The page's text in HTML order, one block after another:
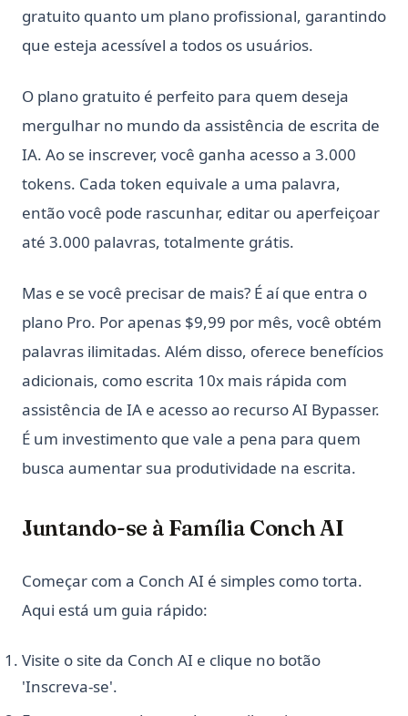
gratuito quanto um plano profissional, garantindo
que esteja acessível a todos os usuários.
O plano gratuito é perfeito para quem deseja
mergulhar no mundo da assistência de escrita de
IA. Ao se inscrever, você ganha acesso a 3.000
tokens. Cada token equivale a uma palavra,
então você pode rascunhar, editar ou aperfeiçoar
até 3.000 palavras, totalmente grátis.
Mas e se você precisar de mais? É aí que entra o
plano Pro. Por apenas $9,99 por mês, você obtém
palavras ilimitadas. Além disso, oferece benefícios
adicionais, como escrita 10x mais rápida com
assistência de IA e acesso ao recurso AI Bypasser.
É um investimento que vale a pena para quem
busca aumentar sua produtividade na escrita.
Juntando-se à Família Conch AI
Começar com a Conch AI é simples como torta.
Aqui está um guia rápido:
Visite o site da Conch AI e clique no botão
'Inscreva-se'.